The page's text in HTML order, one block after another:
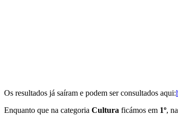
Os resultados já saíram e podem ser consultados aqui:
Enquanto que na categoria Cultura ficámos em 1º,